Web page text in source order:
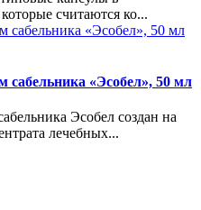
считаются ко...
«Эсобел», 50 мл
Эсобел создан на
лечебных...